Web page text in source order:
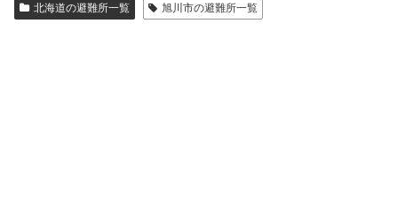
北海道の避難所一覧 旭川市の避難所一覧